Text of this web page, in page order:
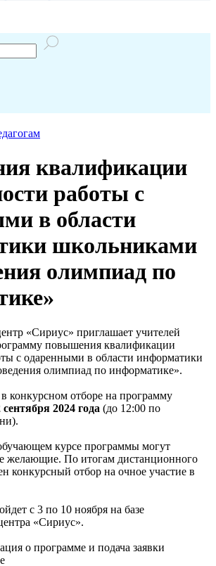
квалификации
работы с
в области
школьниками
олимпиад по
«Сириус» приглашает учителей
повышения квалификации
с одаренными в области информатики
олимпиад по информатике».
в конкурсном отборе на программу
сентября 2024 года (до 12:00 по
курсе программы могут
желающие. По итогам дистанционного
конкурсный отбор на очное участие в
с 3 по 10 ноября на базе
«Сириус».
о программе и подача заявки